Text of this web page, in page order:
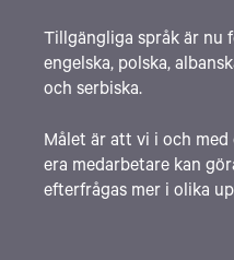
Tillgängliga språk är nu
engelska, polska,
och serbiska.
Målet är att vi i och
era medarbetare kan
efterfrågas mer i olika